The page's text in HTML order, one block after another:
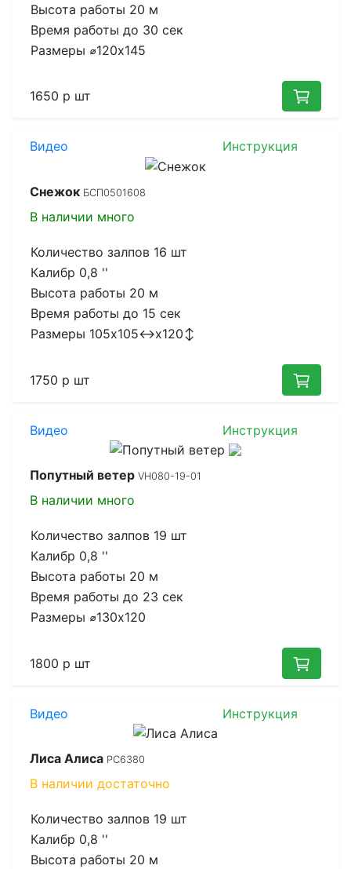
Высота работы 20 м
Время работы до 30 сек
Размеры ⌀120x145
1650 р шт
Видео Инструкция
Снежок БСП0501608
В наличии много
Количество залпов 16 шт
Калибр 0,8 ''
Высота работы 20 м
Время работы до 15 сек
Размеры 105x105↔x120↕
1750 р шт
Видео Инструкция
Попутный ветер VH080-19-01
В наличии много
Количество залпов 19 шт
Калибр 0,8 ''
Высота работы 20 м
Время работы до 23 сек
Размеры ⌀130x120
1800 р шт
Видео Инструкция
Лиса Алиса РС6380
В наличии достаточно
Количество залпов 19 шт
Калибр 0,8 ''
Высота работы 20 м